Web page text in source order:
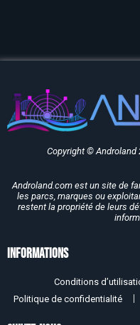
Copyright © Androland
Androland.com est un site de
les parcs, marques ou
restent la propriété de leurs
Informations
Conditions
Politique de confidentialité